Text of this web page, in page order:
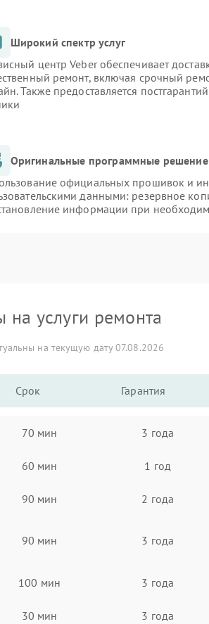
Широкий спектр услуг
центр Veber обеспечивает
ремонт, включая срочный
Также предоставляется
Оригинальные программные
официальных прошивок и
данными: резервное
информации при
на услуги ремонта
на текущую дату 07.08.2026
Срок Гарантия
70 мин 3 года
60 мин 1 год
90 мин 2 года
90 мин 3 года
100 мин 3 года
30 мин 3 года